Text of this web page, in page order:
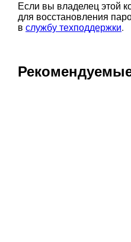
Если вы владелец этой
для восстановления
в службу техподдержки.